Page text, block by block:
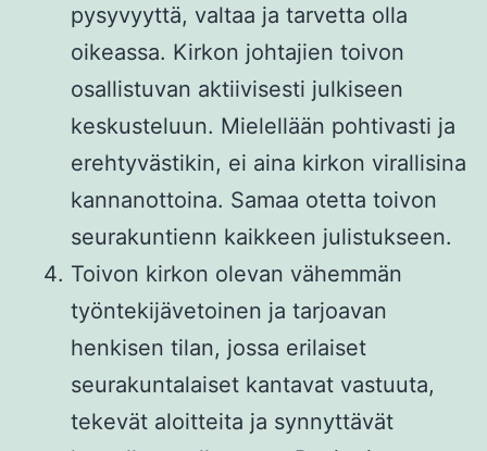
pysyvyyttä, valtaa ja tarvetta olla
oikeassa. Kirkon johtajien toivon
osallistuvan aktiivisesti julkiseen
keskusteluun. Mielellään pohtivasti ja
erehtyvästikin, ei aina kirkon virallisina
kannanottoina. Samaa otetta toivon
seurakuntienn kaikkeen julistukseen.
Toivon kirkon olevan vähemmän
työntekijävetoinen ja tarjoavan
henkisen tilan, jossa erilaiset
seurakuntalaiset kantavat vastuuta,
tekevät aloitteita ja synnyttävät